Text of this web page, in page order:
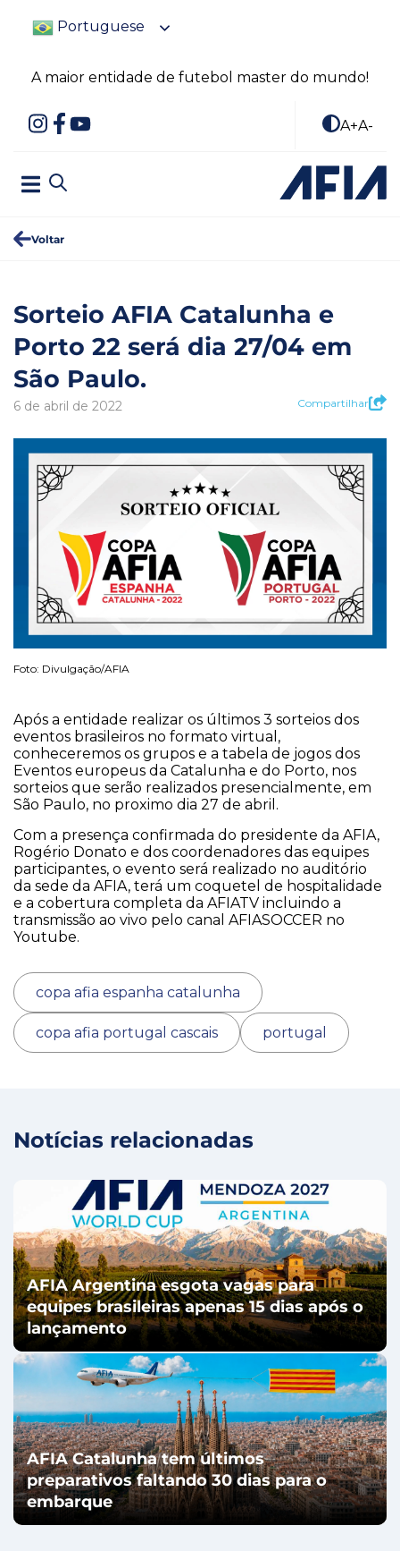
Portuguese
A maior entidade de futebol master do mundo!
A+A-
Voltar
Sorteio AFIA Catalunha e
Porto 22 será dia 27/04 em
São Paulo.
6 de abril de 2022 Compartilhar
Foto: Divulgação/AFIA
Após a entidade realizar os últimos 3 sorteios dos
eventos brasileiros no formato virtual,
conheceremos os grupos e a tabela de jogos dos
Eventos europeus da Catalunha e do Porto, nos
sorteios que serão realizados presencialmente, em
São Paulo, no proximo dia 27 de abril.
Com a presença confirmada do presidente da AFIA,
Rogério Donato e dos coordenadores das equipes
participantes, o evento será realizado no auditório
da sede da AFIA, terá um coquetel de hospitalidade
e a cobertura completa da AFIATV incluindo a
transmissão ao vivo pelo canal AFIASOCCER no
Youtube.
copa afia espanha catalunha
copa afia portugal cascais portugal
Notícias relacionadas
AFIA Argentina esgota vagas para
equipes brasileiras apenas 15 dias após o
lançamento
AFIA Catalunha tem últimos
preparativos faltando 30 dias para o
embarque